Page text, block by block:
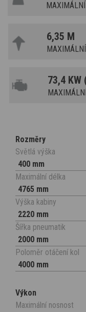
6,35 M
73,4 KW
Rozměry
Světlá výška
400 mm
Maximální délka
4765 mm
Výška kabiny
2220 mm
Šířka pneumatik
2000 mm
Poloměr otáčení kol
4000 mm
Výkon
Maximální nosnost